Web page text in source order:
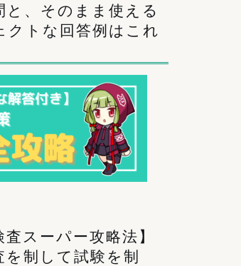
と、そのまま使える
クトな回答例はこれ
査スーパー攻略法】
を制して試験を制